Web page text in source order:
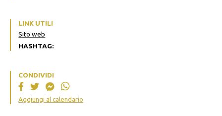
LINK UTILI
Sito web
HASHTAG:
CONDIVIDI
Aggiungi al calendario